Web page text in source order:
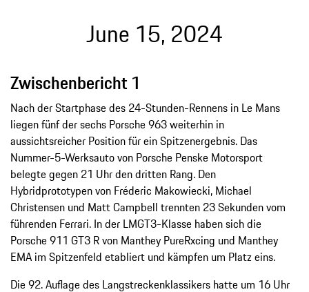
June 15, 2024
Zwischenbericht 1
Nach der Startphase des 24-Stunden-Rennens in Le Mans
liegen fünf der sechs Porsche 963 weiterhin in
aussichtsreicher Position für ein Spitzenergebnis. Das
Nummer-5-Werksauto von Porsche Penske Motorsport
belegte gegen 21 Uhr den dritten Rang. Den
Hybridprototypen von Fréderic Makowiecki, Michael
Christensen und Matt Campbell trennten 23 Sekunden vom
führenden Ferrari. In der LMGT3-Klasse haben sich die
Porsche 911 GT3 R von Manthey PureRxcing und Manthey
EMA im Spitzenfeld etabliert und kämpfen um Platz eins.
Die 92. Auflage des Langstreckenklassikers hatte um 16 Uhr